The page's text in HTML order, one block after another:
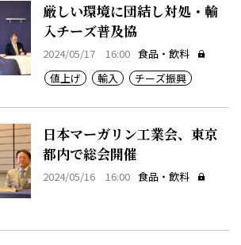
厳しい環境に団結し対処・輸
入チーズ普及協
2024/05/17 16:00 食品・飲料
値上げ
輸入 チーズ振興
日本マーガリン工業会、東京
都内で総会開催
2024/05/16 16:00 食品・飲料